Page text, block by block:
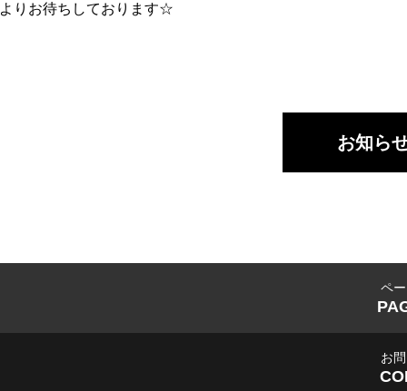
よりお待ちしております☆
お知ら
ペ
お